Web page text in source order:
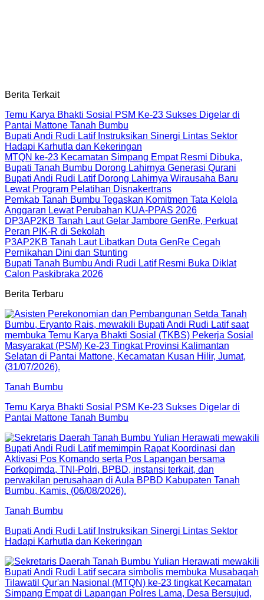
Berita Terkait
Temu Karya Bhakti Sosial PSM Ke-23 Sukses Digelar di
Pantai Mattone Tanah Bumbu
Bupati Andi Rudi Latif Instruksikan Sinergi Lintas Sektor
Hadapi Karhutla dan Kekeringan
MTQN ke-23 Kecamatan Simpang Empat Resmi Dibuka,
Bupati Tanah Bumbu Dorong Lahirnya Generasi Qurani
Bupati Andi Rudi Latif Dorong Lahirnya Wirausaha Baru
Lewat Program Pelatihan Disnakertrans
Pemkab Tanah Bumbu Tegaskan Komitmen Tata Kelola
Anggaran Lewat Perubahan KUA-PPAS 2026
DP3AP2KB Tanah Laut Gelar Jambore GenRe, Perkuat
Peran PIK-R di Sekolah
P3AP2KB Tanah Laut Libatkan Duta GenRe Cegah
Pernikahan Dini dan Stunting
Bupati Tanah Bumbu Andi Rudi Latif Resmi Buka Diklat
Calon Paskibraka 2026
Berita Terbaru
Tanah Bumbu
Temu Karya Bhakti Sosial PSM Ke-23 Sukses Digelar di
Pantai Mattone Tanah Bumbu
Tanah Bumbu
Bupati Andi Rudi Latif Instruksikan Sinergi Lintas Sektor
Hadapi Karhutla dan Kekeringan